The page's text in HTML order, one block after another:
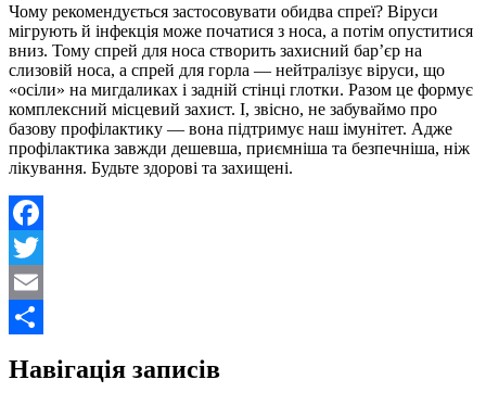
Чому рекомендується застосовувати обидва спреї? Віруси
мігрують й інфекція може початися з носа, а потім опуститися
вниз. Тому спрей для носа створить захисний бар’єр на
слизовій носа, а спрей для горла — нейтралізує віруси, що
«осіли» на мигдаликах і задній стінці глотки. Разом це формує
комплексний місцевий захист. І, звісно, не забуваймо про
базову профілактику — вона підтримує наш імунітет. Адже
профілактика завжди дешевша, приємніша та безпечніша, ніж
лікування. Будьте здорові та захищені.
Facebook
Twitter
Email
Навігація записів